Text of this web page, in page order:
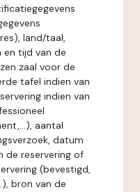
land/taal,
en tijd van de
zaal voor de
tafel indien van
indien van
aantal
datum
de reservering of
(bevestigd,
bron van de